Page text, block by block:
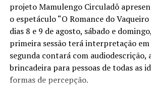
Festival do Açaí 2025 movimenta
negócios e atrações nacionais
projeto Mamulengo Circuladô
o espetáculo “O Romance do
dias 8 e 9 de agosto, sábado e
primeira sessão terá interpretação em
segunda contará com audiodescrição,
brincadeira para pessoas de todas as
formas de percepção.